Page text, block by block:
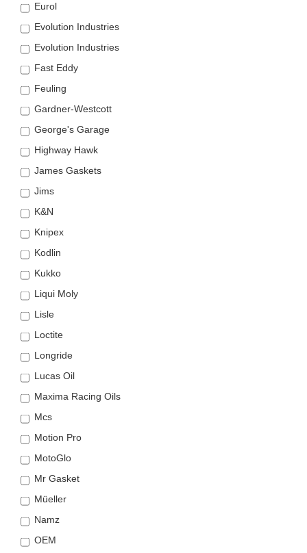
Eurol
Evolution Industries
Evolution Industries
Fast Eddy
Feuling
Gardner-Westcott
George's Garage
Highway Hawk
James Gaskets
Jims
K&N
Knipex
Kodlin
Kukko
Liqui Moly
Lisle
Loctite
Longride
Lucas Oil
Maxima Racing Oils
Mcs
Motion Pro
MotoGlo
Mr Gasket
Müeller
Namz
OEM